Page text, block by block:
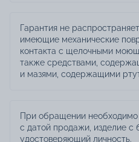
Гарантия не
имеющие механические
контакта с щелочными
также средствами,
и мазями, содержащими
При обращении необходимо
с датой продажи, изделие с
удостоверяющий личность.